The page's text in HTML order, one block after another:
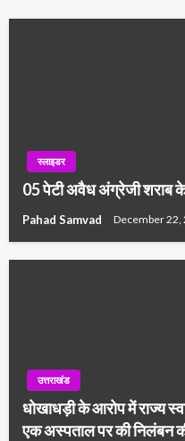
स्लाइडर
05 पेटी अवैध अंग्रेजी शराब
Pahad Samvad December 22,
उत्तराखंड
धोखाधड़ी के आरोप में राज्य
एक अस्पताल पर की निलंबन की